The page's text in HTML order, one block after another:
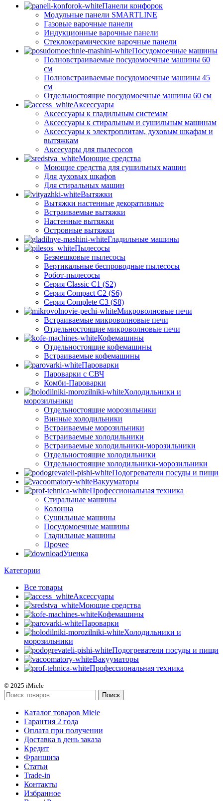
Панели конфорок
Модульные панели SMARTLINE
Газовые варочные панели
Индукционные варочные панели
Стеклокерамические варочные панели
Посудомоечные машины
Полновстраиваемые посудомоечные машины 60
см
Полновстраиваемые посудомоечные машины 45
см
Отдельностоящие посудомоечные машины 60 см
Аксессуары
Аксессуары к гладильным системам
Аксессуары к стиральным и сушильным машинам
Аксессуары к электроплитам, духовым шкафам и
вытяжкам
Аксесуары для пылесосов
Моющие средства
Моющие средства для сушильных машин
Для духовых шкафов
Для стиральных машин
Вытяжки
Вытяжки настенные декоративные
Встраиваемые вытяжки
Настенные вытяжки
Островные вытяжки
Гладильные машины
Пылесосы
Безмешковые пылесосы
Вертикальные беспроводные пылесосы
Робот-пылесосы
Серия Classic C1 (S2)
Серия Compact C2 (S6)
Серия Complete C3 (S8)
Микроволновые печи
Встраиваемые микроволновые печи
Отдельностоящие микроволновые печи
Кофемашины
Отдельностоящие кофемашины
Встраиваемые кофемашины
Пароварки
Пароварки с СВЧ
Комби-Пароварки
Холодильники и
морозильники
Отдельностоящие морозильники
Винные холодильники
Встраиваемые морозильники
Встраиваемые холодильники
Встраиваемые холодильники-морозильники
Отдельностоящие холодильники
Отдельностоящие холодильники-морозильники
Подогреватели посуды и пищи
Вакууматоры
Профессиональная техника
Стиральные машины
Колонна
Сушильные машины
Посудомоечные машины
Гладильные машины
Прочее
Уценка
Категории
Все товары
Аксессуары
Моющие средства
Кофемашины
Пароварки
Холодильники и
морозильники
Подогреватели посуды и пищи
Вакууматоры
Профессиональная техника
© 2025 iMiele
Поиск
Каталог товаров Miele
Гарантия 2 года
Оплата при получении
Доставка в день заказа
Кредит
Франшиза
Статьи
Trade-in
Контакты
Избранное